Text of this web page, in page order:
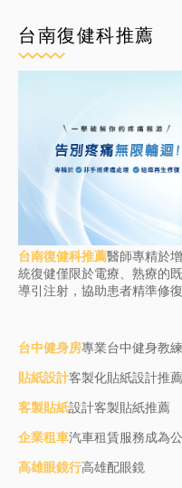
台南復健科推薦
台南復健科推薦醫師專精於
統復健僅限於電療、熟療的
導引注射，協助患者精準修
台中健身房專業台中健身教練
貼紙設計客製化貼紙設計推薦
客製貼紙設計客製貼紙推薦
企業租車汽車租賃服務成為
高雄眼鏡行高雄配眼鏡